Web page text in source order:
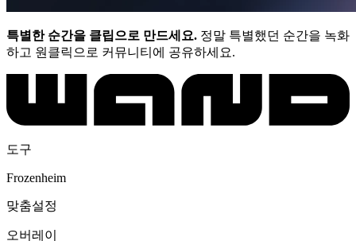
특별한 순간을 클립으로 만드세요. 정말 특별했던 순간을 녹화
하고 원클릭으로 커뮤니티에 공유하세요.
도구
Frozenheim
맞춤설정
오버레이